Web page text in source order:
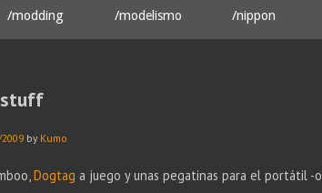
/modding /modelismo /nippon
by Kumo
Dogtag a juego y unas pegatinas para el portátil -o